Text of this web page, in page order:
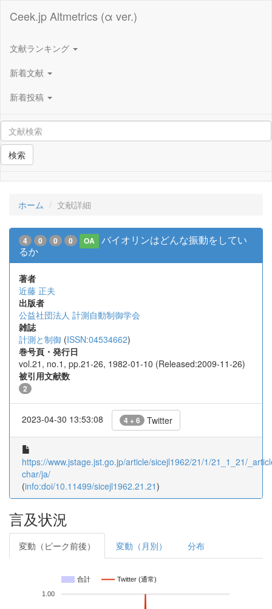
Ceek.jp Altmetrics (α ver.)
文献ランキング
新着文献
新着投稿
検索
ホーム 文献詳細
4 0 0 0 OA
バイオリンはどんな振動をしてい
るか
著者
近藤 正夫
出版者
公益社団法人 計測自動制御学会
雑誌
計測と制御 (ISSN:04534662)
巻号頁・発行日
vol.21, no.1, pp.21-26, 1982-01-10 (Released:2009-11-26)
被引用文献数
2
2023-04-30 13:53:08 4 + 6 Twitter
https://www.jstage.jst.go.jp/article/sicejl1962/21/1/21_1_21/
char/ja/
(info:doi/10.11499/sicejl1962.21.21)
言及状況
変動（ピーク前後） 変動（月別） 分布
合計 Twitter (通常)
1.00